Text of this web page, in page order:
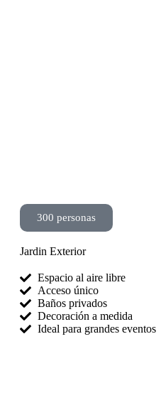
300 personas
Jardin Exterior
Espacio al aire libre
Acceso único
Baños privados
Decoración a medida
Ideal para grandes eventos